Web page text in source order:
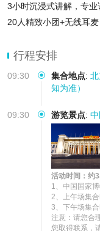
3小时沉浸式讲解，专
20人精致小团+无线耳
行程安排
09:30 集合地点:
知为准）
09:30 游览景点:
活动时间：约
1、中国国家
2、上午场集
3、下午场集
注意：请您合
您取得联系，